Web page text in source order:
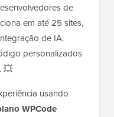
de
em até 25 sites,
de IA.
personalizados
💥
usando
WPCode